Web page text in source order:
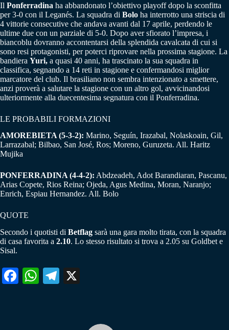
Il Ponferradina ha abbandonato l’obiettivo playoff dopo la sconfitta
per 3-0 con il Leganés. La squadra di Bolo ha interrotto una striscia di
4 vittorie consecutive che andava avanti dal 17 aprile, perdendo le
ultime due con un parziale di 5-0. Dopo aver sfiorato l’impresa, i
biancoblu dovranno accontentarsi della splendida cavalcata di cui si
sono resi protagonisti, per poterci riprovare nella prossima stagione. La
bandiera Yuri, a quasi 40 anni, ha trascinato la sua squadra in
classifica, segnando a 14 reti in stagione e confermandosi miglior
marcatore del club. Il brasiliano non sembra intenzionato a smettere,
anzi proverà a salutare la stagione con un altro gol, avvicinandosi
ulteriormente alla duecentesima segnatura con il Ponferradina.
LE PROBABILI FORMAZIONI
AMOREBIETA (5-3-2): Marino, Seguín, Irazabal, Nolaskoain, Gil,
Larrazabal; Bilbao, San José, Ros; Moreno, Guruzeta. All. Haritz
Mujika
PONFERRADINA (4-4-2): Abdzeadeh, Adot Barandiaran, Pascanu,
Arias Copete, Rios Reina; Ojeda, Agus Medina, Moran, Naranjo;
Enrich, Espiau Hernandez. All. Bolo
QUOTE
Secondo i quotisti di Betflag sarà una gara molto tirata, con la squadra
di casa favorita a 2.10. Lo stesso risultato si trova a 2.05 su Goldbet e
Sisal.
Fa W
Te